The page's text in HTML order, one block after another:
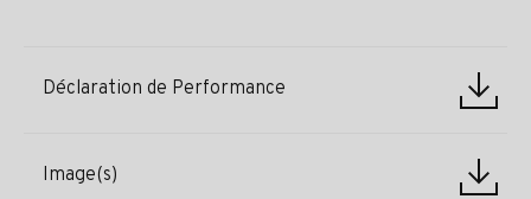
Déclaration de Performance
Image(s)